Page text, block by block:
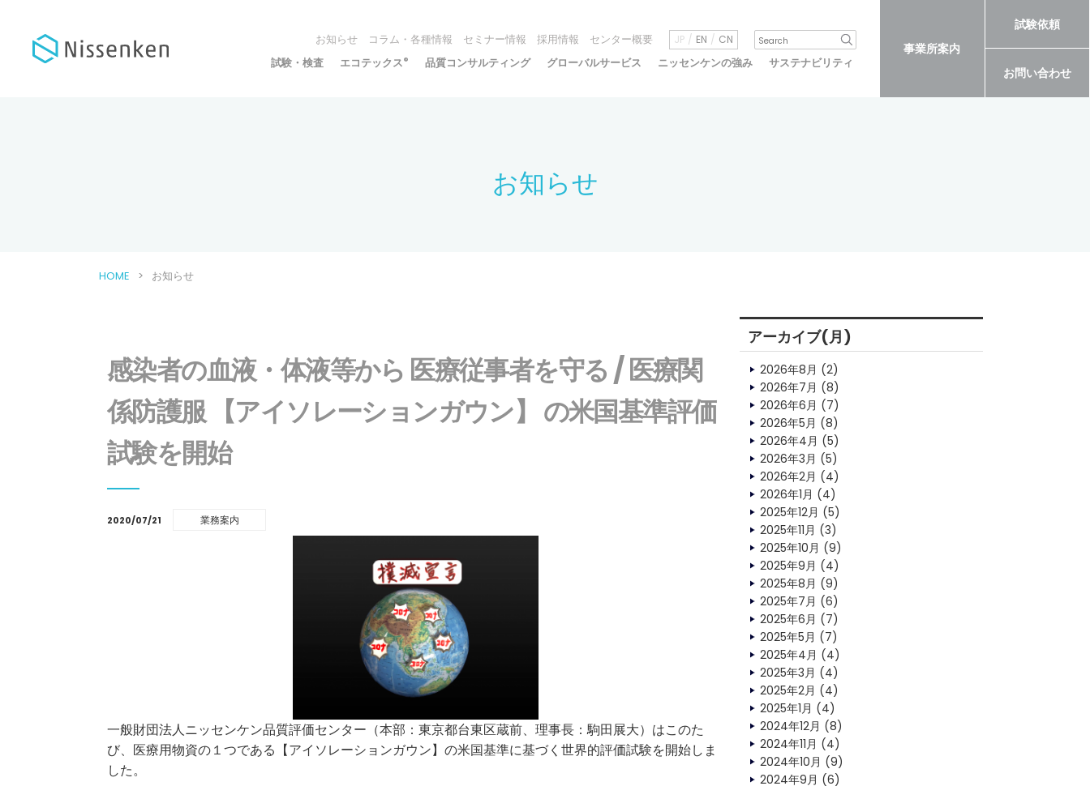
お知らせ コラム・各種情報 セミナー情報 採用情報 センター概要 JP EN CN
試験・検査 エコテックス® 品質コンサルティング グローバルサービス ニッセンケンの強み サステナビリティ
事業所案内
試験依頼
お問い合わせ
お知らせ
HOME お知らせ
感染者の血液・体液等から 医療従事者を守る / 医療関
係防護服 【アイソレーションガウン】 の米国基準評価
試験を開始
2020/07/21 業務案内
一般財団法人ニッセンケン品質評価センター（本部：東京都台東区蔵前、理事長：駒田展大）はこのた
び、医療用物資の１つである【アイソレーションガウン】の米国基準に基づく世界的評価試験を開始しま
した。
アーカイブ(月)
2026年8月 (2)
2026年7月 (8)
2026年6月 (7)
2026年5月 (8)
2026年4月 (5)
2026年3月 (5)
2026年2月 (4)
2026年1月 (4)
2025年12月 (5)
2025年11月 (3)
2025年10月 (9)
2025年9月 (4)
2025年8月 (9)
2025年7月 (6)
2025年6月 (7)
2025年5月 (7)
2025年4月 (4)
2025年3月 (4)
2025年2月 (4)
2025年1月 (4)
2024年12月 (8)
2024年11月 (4)
2024年10月 (9)
2024年9月 (6)